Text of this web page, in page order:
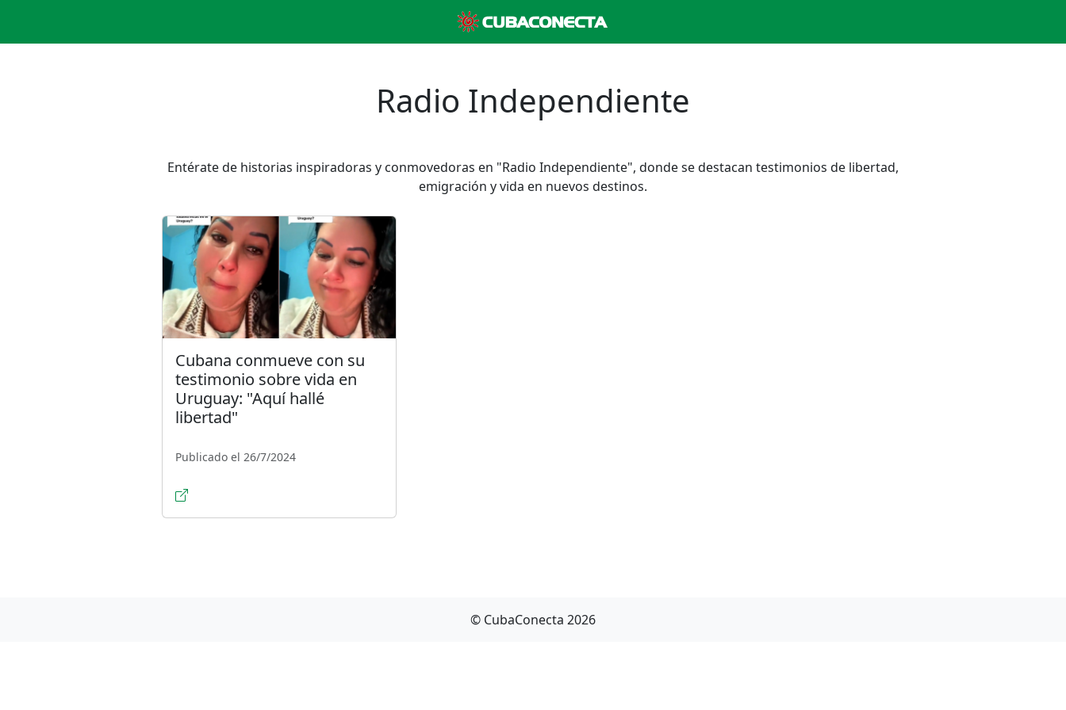
Radio Independiente
Entérate de historias inspiradoras y conmovedoras en "Radio Independiente", donde se destacan testimonios de libertad,
emigración y vida en nuevos destinos.
Cubana conmueve con su
testimonio sobre vida en
Uruguay: "Aquí hallé
libertad"
Publicado el 26/7/2024
© CubaConecta 2026